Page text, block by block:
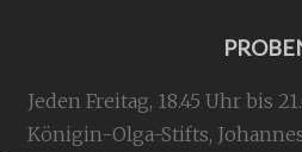
Jeden Freitag, 18.45 Uhr bis
Königin-Olga-Stifts,